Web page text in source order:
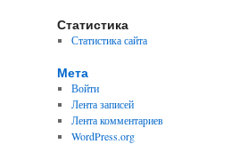
Статистика
Статистика сайта
Мета
Войти
Лента записей
Лента комментариев
WordPress.org